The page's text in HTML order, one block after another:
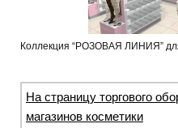
Коллекция “РОЗОВАЯ ЛИНИЯ”
На страницу торгового
магазинов косметики